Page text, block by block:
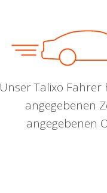
Unser Talixo Fahrer
angegebenen
angegebenen